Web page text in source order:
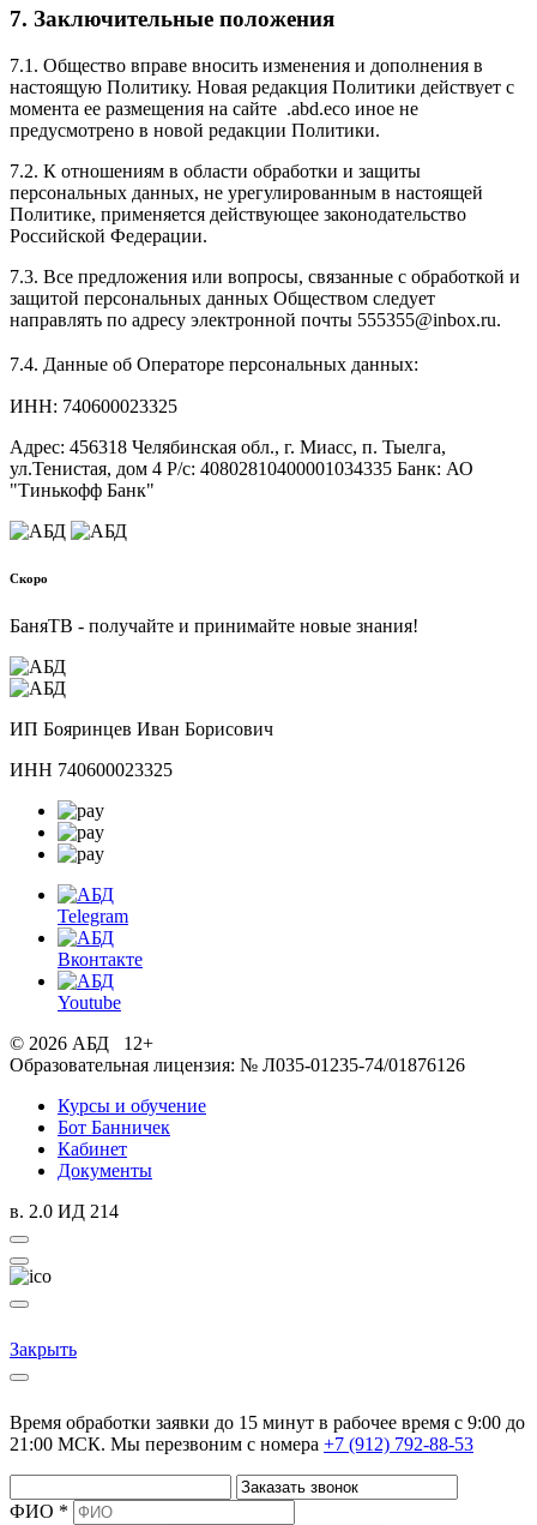
7. Заключительные положения
7.1. Общество вправе вносить изменения и дополнения в
настоящую Политику. Новая редакция Политики действует с
момента ее размещения на сайте .abd.eco иное не
предусмотрено в новой редакции Политики.
7.2. К отношениям в области обработки и защиты
персональных данных, не урегулированным в настоящей
Политике, применяется действующее законодательство
Российской Федерации.
7.3. Все предложения или вопросы, связанные с обработкой и
защитой персональных данных Обществом следует
направлять по адресу электронной почты 555355@inbox.ru.
7.4. Данные об Операторе персональных данных:
ИНН: 740600023325
Адрес: 456318 Челябинская обл., г. Миасс, п. Тыелга,
ул.Тенистая, дом 4 Р/с: 40802810400001034335 Банк: АО
"Тинькофф Банк"
Скоро
БаняТВ - получайте и принимайте новые знания!
ИП Бояринцев Иван Борисович
ИНН 740600023325
Telegram
Вконтакте
Youtube
© 2026 АБД 12+
Образовательная лицензия: № Л035-01235-74/01876126
Курсы и обучение
Бот Банничек
Кабинет
Документы
в. 2.0 ИД 214
Закрыть
Время обработки заявки до 15 минут в рабочее время c 9:00 до
21:00 МСК. Мы перезвоним с номера +7 (912) 792-88-53
ФИО *